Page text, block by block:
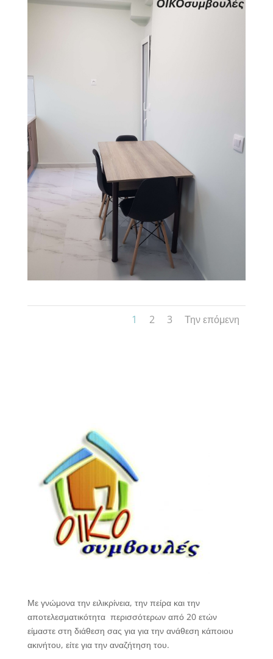
1 2 3 Την επόμενη
Με γνώμονα την ειλικρίνεια, την πείρα και την
αποτελεσματικότητα περισσότερων από 20 ετών
είμαστε στη διάθεση σας για για την ανάθεση κάποιου
ακινήτου, είτε για την αναζήτηση του.